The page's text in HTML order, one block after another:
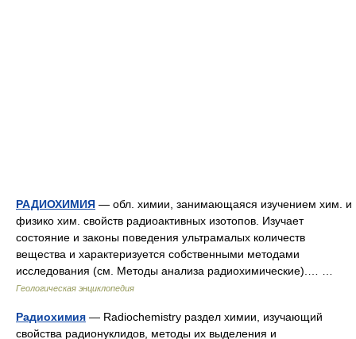
РАДИОХИМИЯ — обл. химии, занимающаяся изучением хим. и
физико хим. свойств радиоактивных изотопов. Изучает
состояние и законы поведения ультрамалых количеств
вещества и характеризуется собственными методами
исследования (см. Методы анализа радиохимические).… …
Геологическая энциклопедия
Радиохимия — Radiochemistry раздел химии, изучающий
свойства радионуклидов, методы их выделения и